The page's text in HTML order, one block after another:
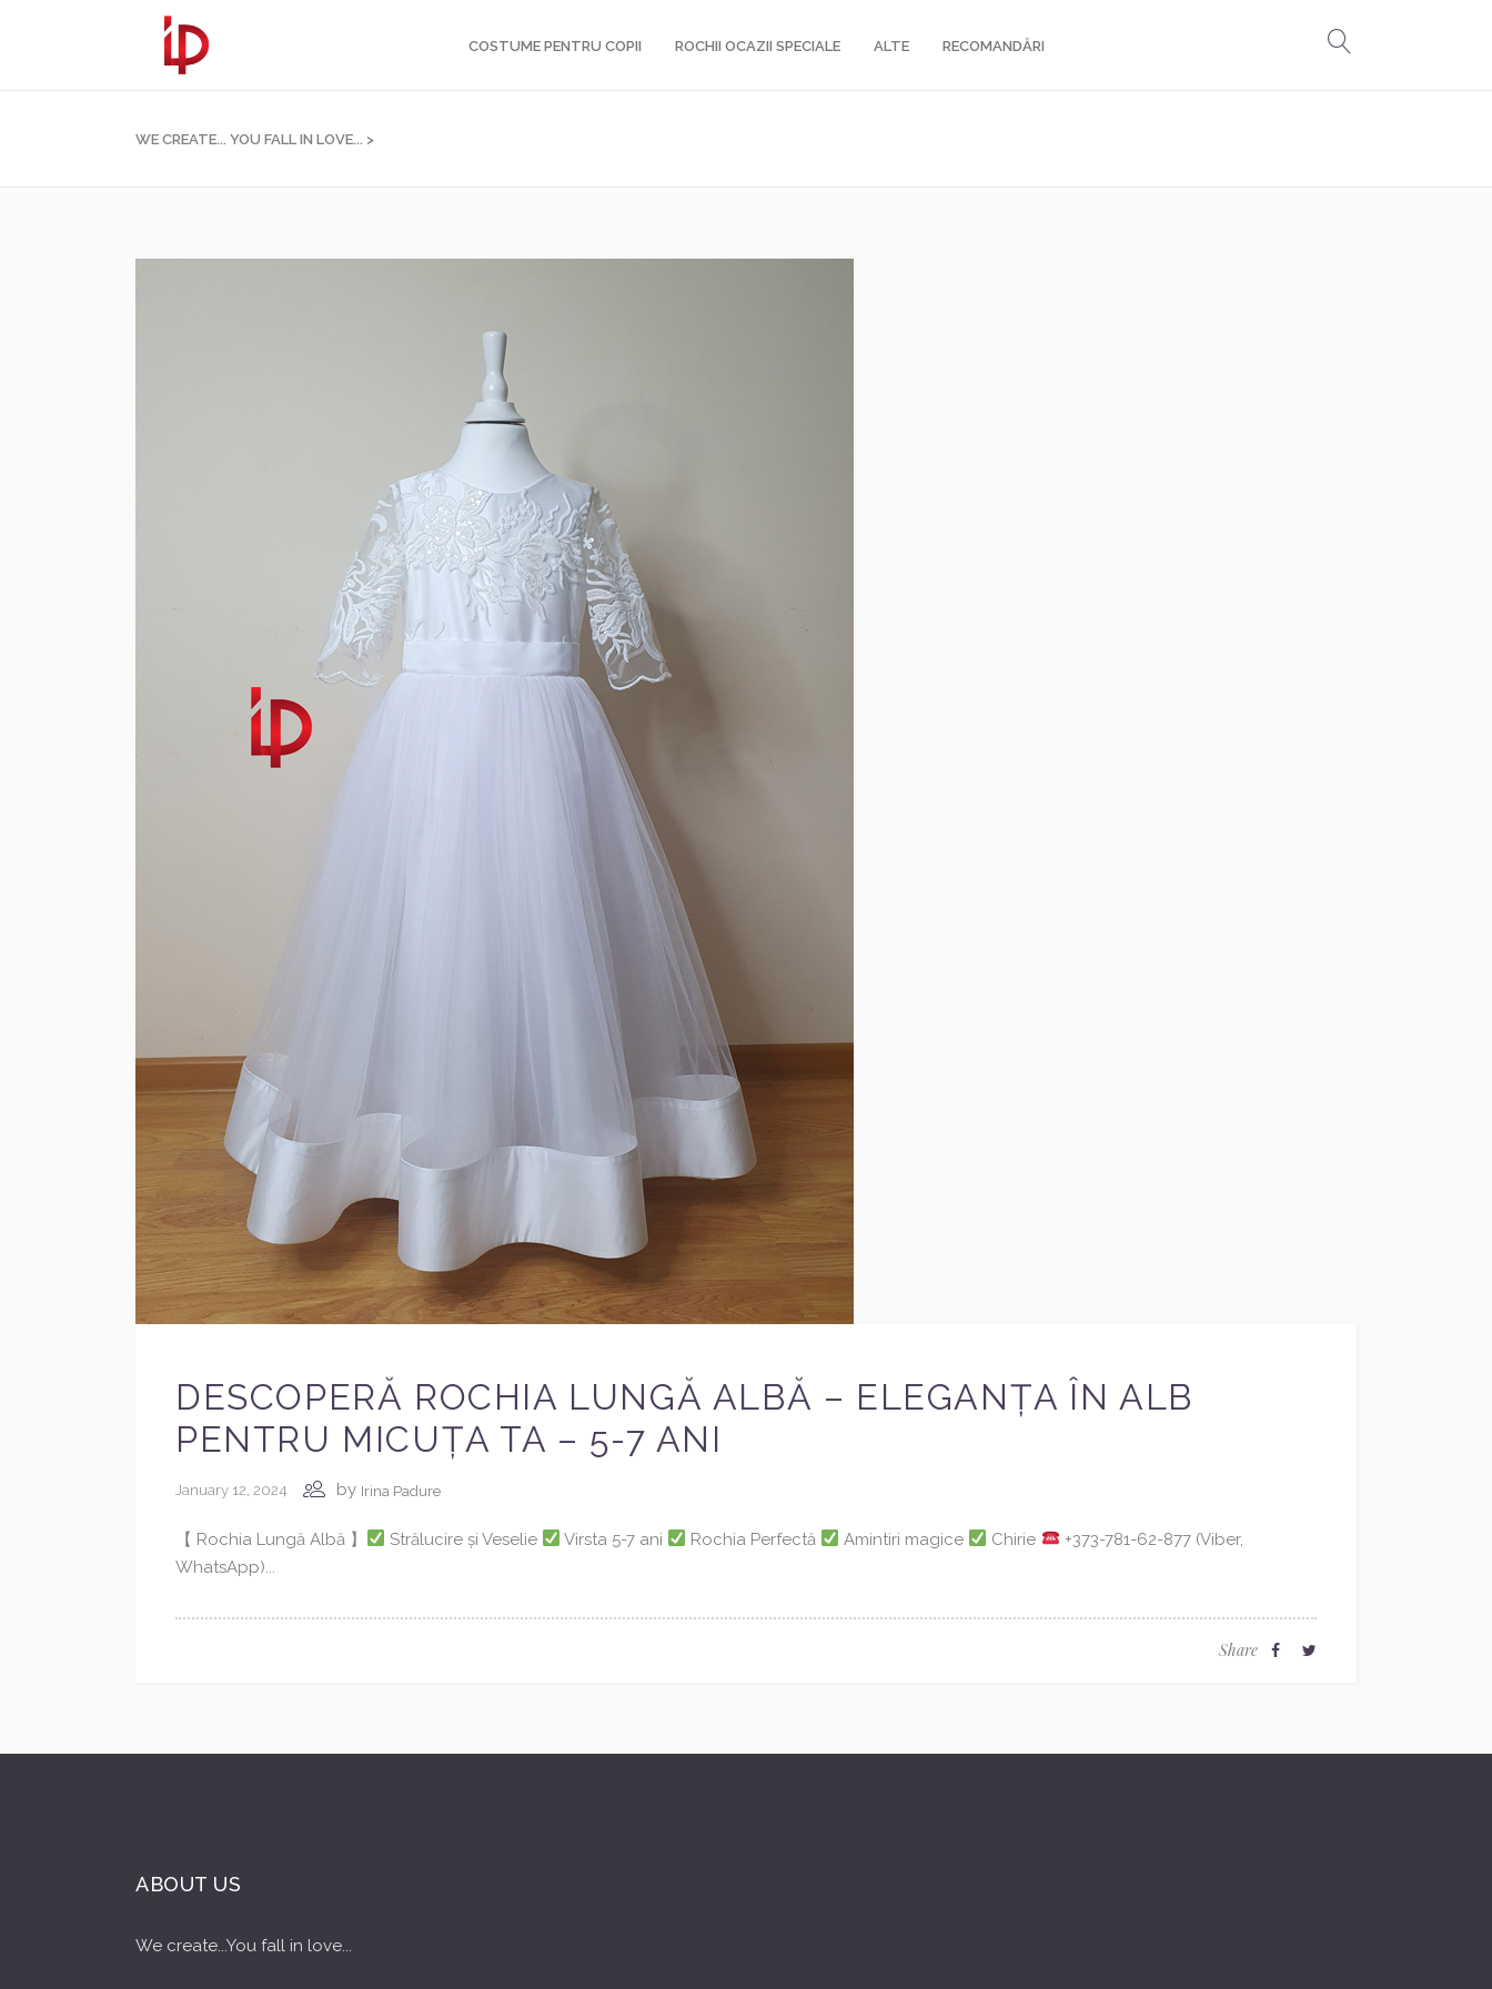
COSTUME PENTRU COPII ROCHII OCAZII SPECIALE ALTE RECOMANDĂRI
WE CREATE... YOU FALL IN LOVE... >
DESCOPERĂ ROCHIA LUNGĂ ALBĂ – ELEGANȚA ÎN ALB
PENTRU MICUȚA TA – 5-7 ANI
January 12, 2024 by Irina Padure
【 Rochia Lungă Albă 】 Strălucire și Veselie Virsta 5-7 ani Rochia Perfectă Amintiri magice Chirie
+373-781-62-877 (Viber,
WhatsApp)...
Share
ABOUT US
We create...You fall in love...